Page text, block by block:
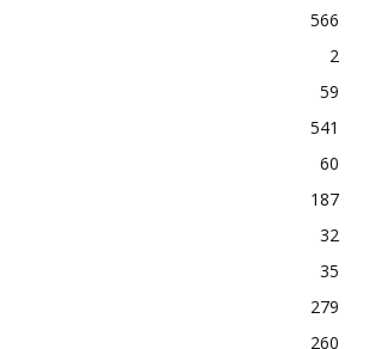
566
2
59
541
60
187
32
35
279
260